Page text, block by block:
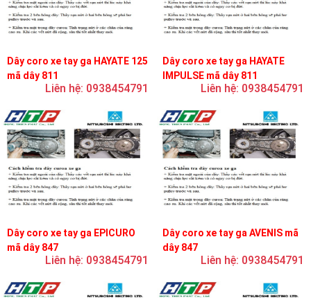
Dây coro xe tay ga HAYATE 125
mã dây 811
Liên hệ: 0938454791
Dây coro xe tay ga HAYATE
IMPULSE mã dây 811
Liên hệ: 0938454791
Dây coro xe tay ga EPICURO
mã dây 847
Liên hệ: 0938454791
Dây coro xe tay ga AVENIS mã
dây 847
Liên hệ: 0938454791